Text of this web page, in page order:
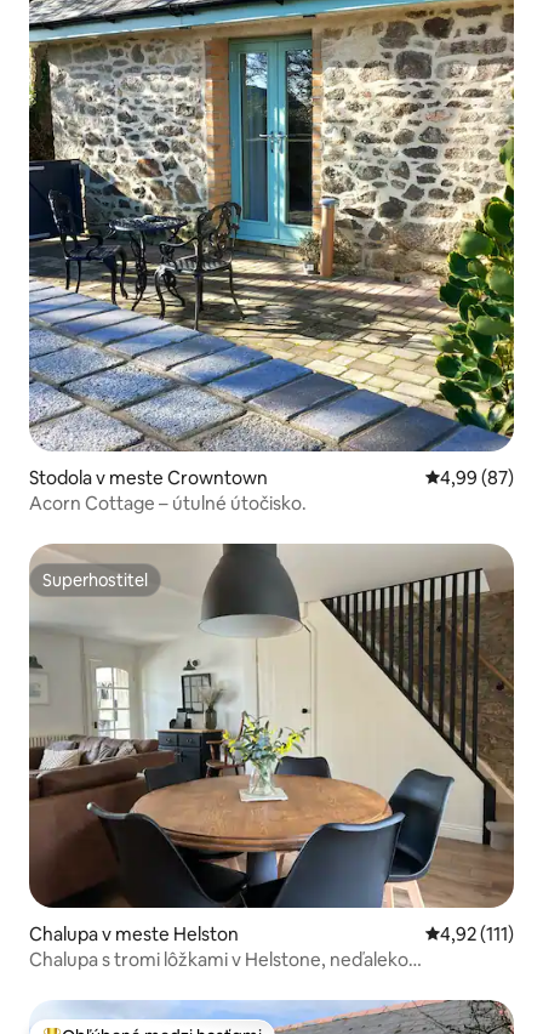
Stodola v meste Crowntown Priemerné
4,99 (87)
Acorn Cottage – útulné útočisko.
Superhostiteľ
Superhostiteľ
Chalupa v meste Helston Priemerné
4,92 (111)
Chalupa s tromi lôžkami v Helstone, neďaleko